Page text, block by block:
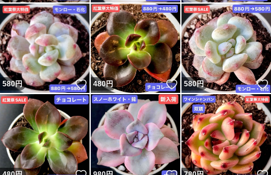
580円 いいね！
480円 いいね！
580円